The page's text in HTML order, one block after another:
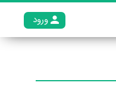
ورود